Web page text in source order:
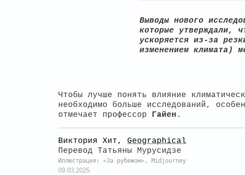
Выводы нового
которые утверждали,
ускоряется из-за
изменением климата)
Чтобы лучше понять влияние
необходимо больше исследований,
отмечает профессор Гайен .
Виктория Хит, Geographical
Перевод Татьяны Мурусидзе
Иллюстрация: «За рубежом», Midjourney
09.03.2025